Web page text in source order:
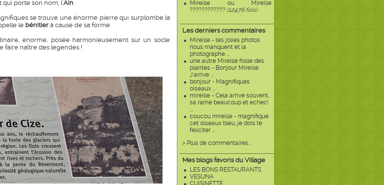
Mireille ou Mireille
???????????? (12476 fois)
Les derniers commentaires
Mireille - tes jolies photos
nous manquent et la
photographe ...
une autre Mireille follle des
plantes - Bonjour Mireille
J'arrive ...
bonjour - Magnifiques
oiseaux ...
mireille - Cela arrive souvent,
sa rame beaucoup et echec!
...
coucou mireille - magnifique
cet oiseaux bleu, je dois te
féliciter ...
> Plus de commentaires...
Mes blogs favoris du Village
LES BONS RESTAURANTS
VESUNA
CUISINETTE
qui porte son nom, l'Ain.
se trouve une énorme pierre qui surplombe la
le bénitier à cause de sa forme.
énorme, posée harmonieusement sur un socle
faire naître des légendes !